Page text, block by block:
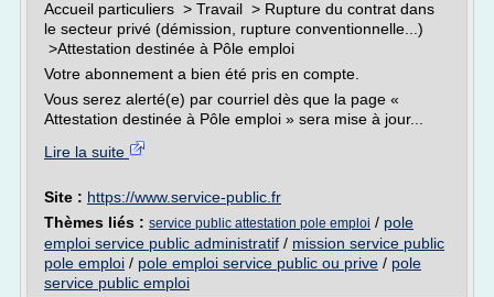
Accueil particuliers > Travail > Rupture du contrat dans
le secteur privé (démission, rupture conventionnelle...)
>Attestation destinée à Pôle emploi
Votre abonnement a bien été pris en compte.
Vous serez alerté(e) par courriel dès que la page «
Attestation destinée à Pôle emploi » sera mise à jour...
Lire la suite
Site : https://www.service-public.fr
Thèmes liés : service public attestation pole emploi / pole
emploi service public administratif / mission service public
pole emploi / pole emploi service public ou prive / pole
service public emploi